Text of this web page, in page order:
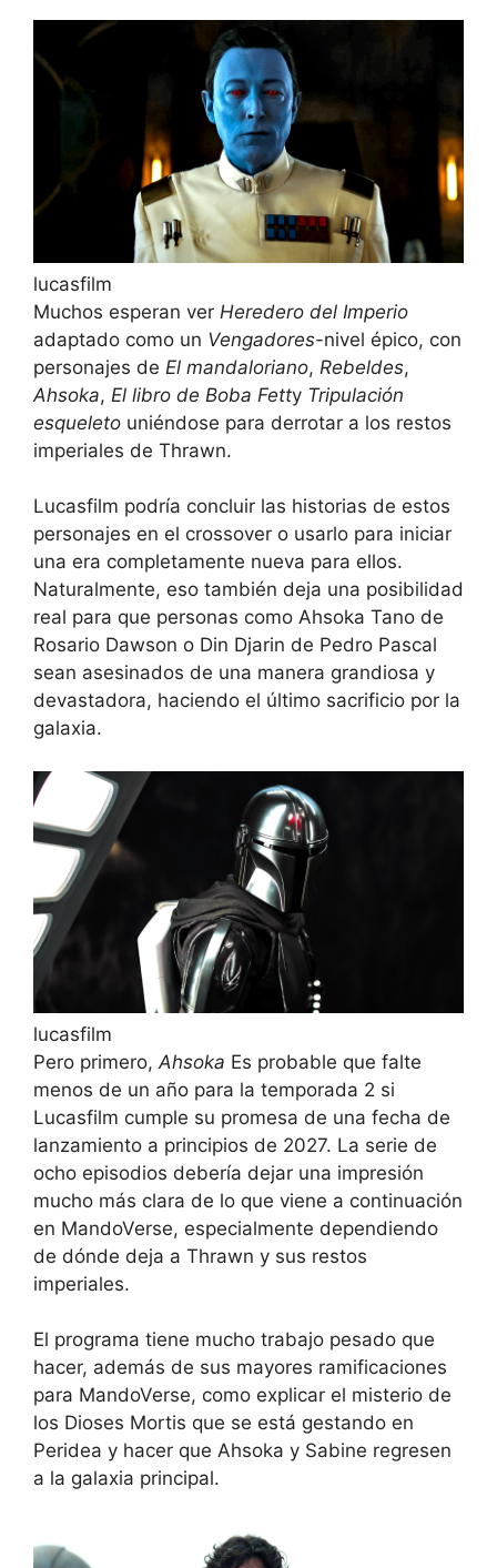
lucasfilm
Muchos esperan ver Heredero del Imperio
adaptado como un Vengadores-nivel épico, con
personajes de El mandaloriano, Rebeldes,
Ahsoka, El libro de Boba Fetty Tripulación
esqueleto uniéndose para derrotar a los restos
imperiales de Thrawn.
Lucasfilm podría concluir las historias de estos
personajes en el crossover o usarlo para iniciar
una era completamente nueva para ellos.
Naturalmente, eso también deja una posibilidad
real para que personas como Ahsoka Tano de
Rosario Dawson o Din Djarin de Pedro Pascal
sean asesinados de una manera grandiosa y
devastadora, haciendo el último sacrificio por la
galaxia.
lucasfilm
Pero primero, Ahsoka Es probable que falte
menos de un año para la temporada 2 si
Lucasfilm cumple su promesa de una fecha de
lanzamiento a principios de 2027. La serie de
ocho episodios debería dejar una impresión
mucho más clara de lo que viene a continuación
en MandoVerse, especialmente dependiendo
de dónde deja a Thrawn y sus restos
imperiales.
El programa tiene mucho trabajo pesado que
hacer, además de sus mayores ramificaciones
para MandoVerse, como explicar el misterio de
los Dioses Mortis que se está gestando en
Peridea y hacer que Ahsoka y Sabine regresen
a la galaxia principal.